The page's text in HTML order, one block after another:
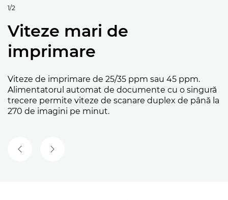
1/2
Viteze mari de
imprimare
Viteze de imprimare de 25/35 ppm sau 45 ppm.
Alimentatorul automat de documente cu o singură
trecere permite viteze de scanare duplex de până la
270 de imagini pe minut.
SLIDE-UL ANTERIOR
SLIDE-UL URMĂTOR